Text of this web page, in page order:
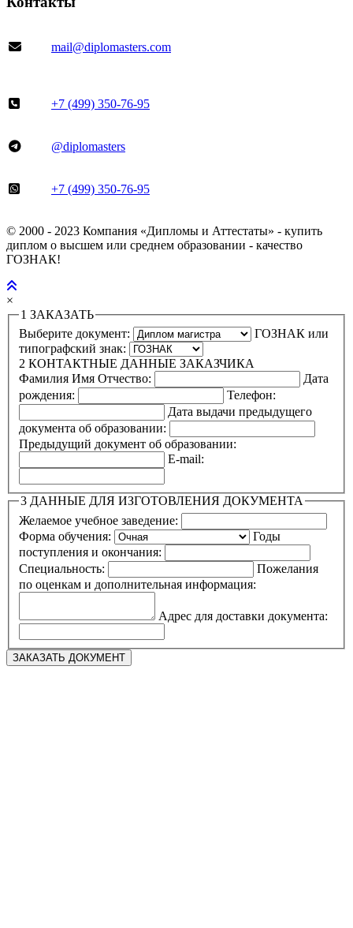
mail@diplomasters.com
+7 (499) 350-76-95
@diplomasters
+7 (499) 350-76-95
© 2000 - 2023 Компания «Дипломы и Аттестаты» - купить
диплом о высшем или среднем образовании - качество
ГОЗНАК!
×
1 ЗАКАЗАТЬ
Выберите документ:
ГОЗНАК или
типографский знак:
2 КОНТАКТНЫЕ ДАННЫЕ ЗАКАЗЧИКА
Фамилия Имя Отчество:
Дата
рождения:
Телефон:
Дата выдачи предыдущего
документа об образовании:
Предыдущий документ об образовании:
E-mail:
3 ДАННЫЕ ДЛЯ ИЗГОТОВЛЕНИЯ ДОКУМЕНТА
Желаемое учебное заведение:
Форма обучения:
Годы
поступления и окончания:
Специальность:
Пожелания
по оценкам и дополнительная информация:
Адрес для доставки документа: